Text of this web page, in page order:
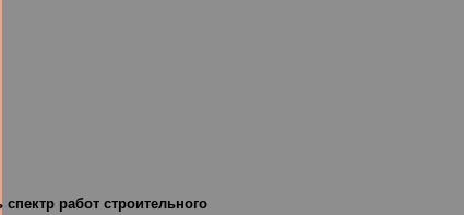
работ строительного